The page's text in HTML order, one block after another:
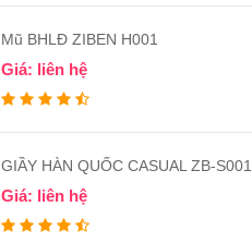
Mũ BHLĐ ZIBEN H001
Giá: liên hệ
GIẦY HÀN QUỐC CASUAL ZB-S001
Giá: liên hệ